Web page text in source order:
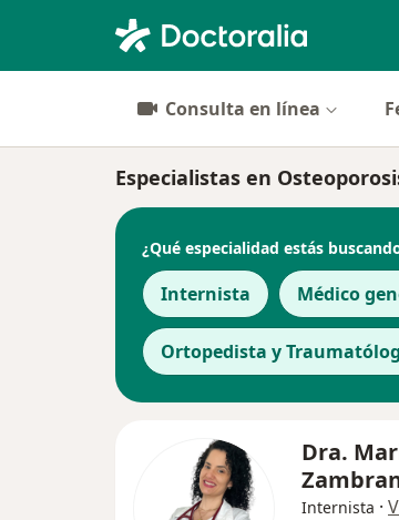
Consulta en línea
Especialistas en
¿Qué especialidad estás
Internista Médico
Ortopedista y
Dra.
Internista ·